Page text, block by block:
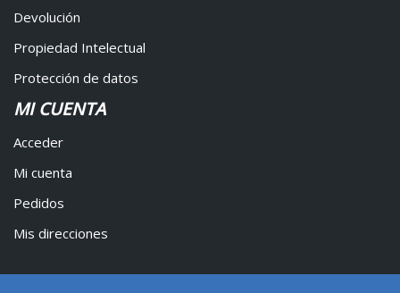
Devolución
Propiedad Intelectual
Protección de datos
MI CUENTA
Acceder
Mi cuenta
Pedidos
Mis direcciones